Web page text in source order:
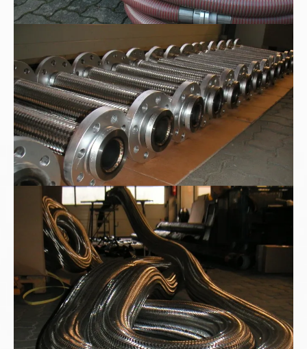
Metall-Edelstahlwellschläuche
Sonderauftrag nach Kundenwunsch: